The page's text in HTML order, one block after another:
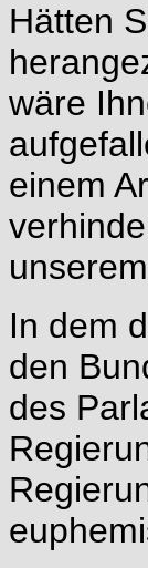
Hätten
wäre
einem
In dem
den
des